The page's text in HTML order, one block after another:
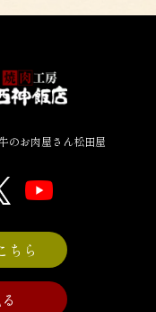
のお肉屋さん松田屋
ちら